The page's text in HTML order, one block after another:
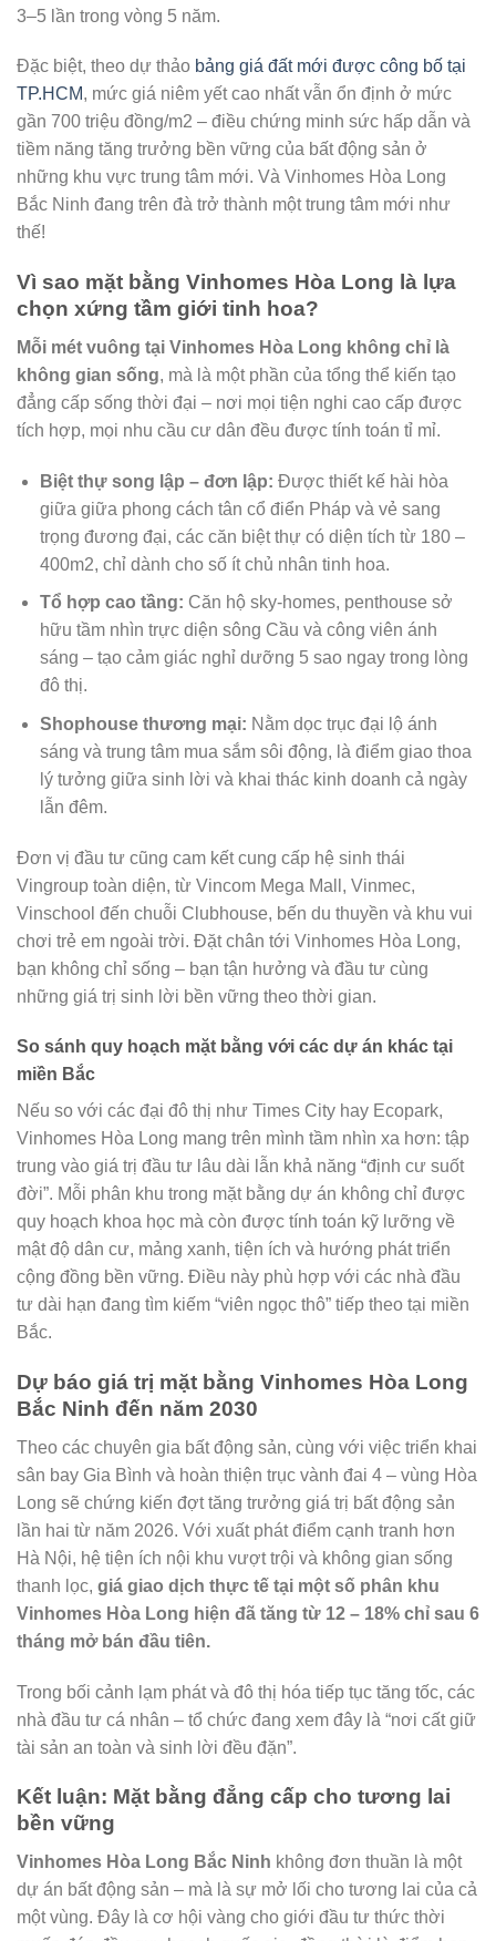
3–5 lần trong vòng 5 năm.
Đặc biệt, theo dự thảo bảng giá đất mới được công bố tại
TP.HCM, mức giá niêm yết cao nhất vẫn ổn định ở mức
gần 700 triệu đồng/m2 – điều chứng minh sức hấp dẫn và
tiềm năng tăng trưởng bền vững của bất động sản ở
những khu vực trung tâm mới. Và Vinhomes Hòa Long
Bắc Ninh đang trên đà trở thành một trung tâm mới như
thế!
Vì sao mặt bằng Vinhomes Hòa Long là lựa
chọn xứng tầm giới tinh hoa?
Mỗi mét vuông tại Vinhomes Hòa Long không chỉ là
không gian sống, mà là một phần của tổng thể kiến tạo
đẳng cấp sống thời đại – nơi mọi tiện nghi cao cấp được
tích hợp, mọi nhu cầu cư dân đều được tính toán tỉ mỉ.
Biệt thự song lập – đơn lập: Được thiết kế hài hòa
giữa giữa phong cách tân cổ điển Pháp và vẻ sang
trọng đương đại, các căn biệt thự có diện tích từ 180 –
400m2, chỉ dành cho số ít chủ nhân tinh hoa.
Tổ hợp cao tầng: Căn hộ sky-homes, penthouse sở
hữu tầm nhìn trực diện sông Cầu và công viên ánh
sáng – tạo cảm giác nghỉ dưỡng 5 sao ngay trong lòng
đô thị.
Shophouse thương mại: Nằm dọc trục đại lộ ánh
sáng và trung tâm mua sắm sôi động, là điểm giao thoa
lý tưởng giữa sinh lời và khai thác kinh doanh cả ngày
lẫn đêm.
Đơn vị đầu tư cũng cam kết cung cấp hệ sinh thái
Vingroup toàn diện, từ Vincom Mega Mall, Vinmec,
Vinschool đến chuỗi Clubhouse, bến du thuyền và khu vui
chơi trẻ em ngoài trời. Đặt chân tới Vinhomes Hòa Long,
bạn không chỉ sống – bạn tận hưởng và đầu tư cùng
những giá trị sinh lời bền vững theo thời gian.
So sánh quy hoạch mặt bằng với các dự án khác tại
miền Bắc
Nếu so với các đại đô thị như Times City hay Ecopark,
Vinhomes Hòa Long mang trên mình tầm nhìn xa hơn: tập
trung vào giá trị đầu tư lâu dài lẫn khả năng “định cư suốt
đời”. Mỗi phân khu trong mặt bằng dự án không chỉ được
quy hoạch khoa học mà còn được tính toán kỹ lưỡng về
mật độ dân cư, mảng xanh, tiện ích và hướng phát triển
cộng đồng bền vững. Điều này phù hợp với các nhà đầu
tư dài hạn đang tìm kiếm “viên ngọc thô” tiếp theo tại miền
Bắc.
Dự báo giá trị mặt bằng Vinhomes Hòa Long
Bắc Ninh đến năm 2030
Theo các chuyên gia bất động sản, cùng với việc triển khai
sân bay Gia Bình và hoàn thiện trục vành đai 4 – vùng Hòa
Long sẽ chứng kiến đợt tăng trưởng giá trị bất động sản
lần hai từ năm 2026. Với xuất phát điểm cạnh tranh hơn
Hà Nội, hệ tiện ích nội khu vượt trội và không gian sống
thanh lọc, giá giao dịch thực tế tại một số phân khu
Vinhomes Hòa Long hiện đã tăng từ 12 – 18% chỉ sau 6
tháng mở bán đầu tiên.
Trong bối cảnh lạm phát và đô thị hóa tiếp tục tăng tốc, các
nhà đầu tư cá nhân – tổ chức đang xem đây là “nơi cất giữ
tài sản an toàn và sinh lời đều đặn”.
Kết luận: Mặt bằng đẳng cấp cho tương lai
bền vững
Vinhomes Hòa Long Bắc Ninh không đơn thuần là một
dự án bất động sản – mà là sự mở lối cho tương lai của cả
một vùng. Đây là cơ hội vàng cho giới đầu tư thức thời